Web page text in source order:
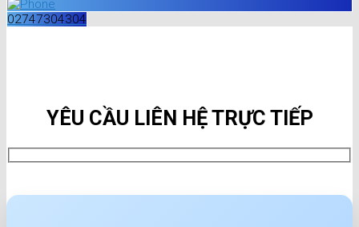
02747304304
YÊU CẦU LIÊN HỆ TRỰC TIẾP